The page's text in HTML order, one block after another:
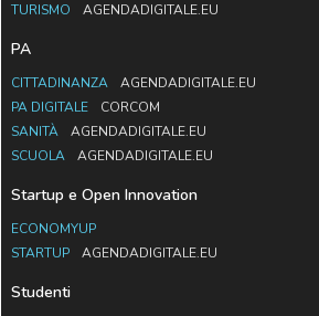
TURISMO
AGENDADIGITALE.EU
PA
CITTADINANZA
AGENDADIGITALE.EU
PA DIGITALE
CORCOM
SANITÀ
AGENDADIGITALE.EU
SCUOLA
AGENDADIGITALE.EU
Startup e Open Innovation
ECONOMYUP
STARTUP
AGENDADIGITALE.EU
Studenti